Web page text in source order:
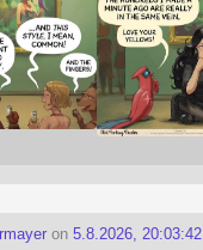
on5.8.2026, 20:03:42